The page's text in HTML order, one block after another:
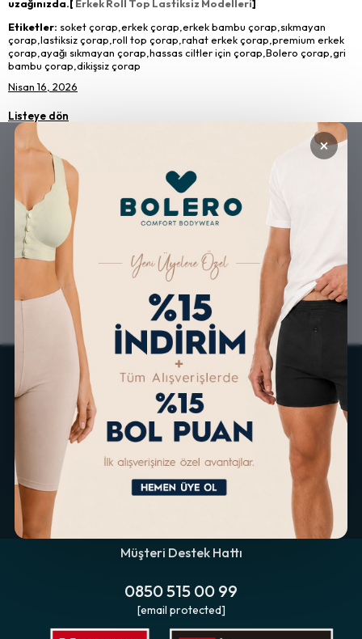
uzağınızda.[ Erkek Roll Top Lastiksiz Modelleri]
Etiketler: soket çorap,erkek çorap,erkek bambu çorap,sıkmayan
çorap,lastiksiz çorap,roll top çorap,rahat erkek çorap,premium erkek
çorap,ayağı sıkmayan çorap,hassas ciltler için çorap,Bolero çorap,gri
bambu çorap,dikişsiz çorap
Nisan 16, 2026
Listeye dön
ÜCRETSİZ KARGO GÜVENLİ ALIŞVERİŞ
KOLAY İADE & DEĞİŞİM
ALTERNATİF ÖDEME
İMKANLARI
Müşteri Destek Hattı
0850 515 00 99
[email protected]
×